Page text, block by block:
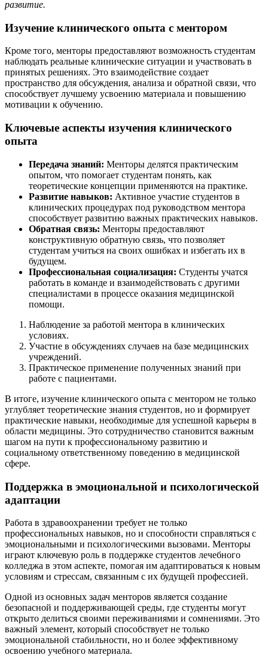
развитие.
Изучение клинического опыта с ментором
Кроме того, менторы предоставляют возможность студентам
наблюдать реальные клинические ситуации и участвовать в
принятых решениях. Это взаимодействие создает
пространство для обсуждения, анализа и обратной связи, что
способствует лучшему усвоению материала и повышению
мотивации к обучению.
Ключевые аспекты изучения клинического
опыта
Передача знаний: Менторы делятся практическим
опытом, что помогает студентам понять, как
теоретические концепции применяются на практике.
Развитие навыков: Активное участие студентов в
клинических процедурах под руководством ментора
способствует развитию важных практических навыков.
Обратная связь: Менторы предоставляют
конструктивную обратную связь, что позволяет
студентам учиться на своих ошибках и избегать их в
будущем.
Профессиональная социализация: Студенты учатся
работать в команде и взаимодействовать с другими
специалистами в процессе оказания медицинской
помощи.
Наблюдение за работой ментора в клинических
условиях.
Участие в обсуждениях случаев на базе медицинских
учреждений.
Практическое применение полученных знаний при
работе с пациентами.
В итоге, изучение клинического опыта с ментором не только
углубляет теоретические знания студентов, но и формирует
практические навыки, необходимые для успешной карьеры в
области медицины. Это сотрудничество становится важным
шагом на пути к профессиональному развитию и
социальному ответственному поведению в медицинской
сфере.
Поддержка в эмоциональной и психологической
адаптации
Работа в здравоохранении требует не только
профессиональных навыков, но и способности справляться с
эмоциональными и психологическими вызовами. Менторы
играют ключевую роль в поддержке студентов лечебного
колледжа в этом аспекте, помогая им адаптироваться к новым
условиям и стрессам, связанным с их будущей профессией.
Одной из основных задач менторов является создание
безопасной и поддерживающей среды, где студенты могут
открыто делиться своими переживаниями и сомнениями. Это
важный элемент, который способствует не только
эмоциональной стабильности, но и более эффективному
освоению учебного материала.